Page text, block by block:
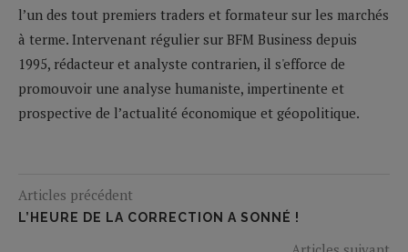
l’un des tout premiers traders et formateur sur les marchés
à terme. Intervenant régulier sur BFM Business depuis
1995, rédacteur et analyste contrarien, il s'efforce de
promouvoir une analyse humaniste, impertinente et
prospective de l’actualité économique et géopolitique.
Articles précédent
L’HEURE DE LA CORRECTION A SONNÉ !